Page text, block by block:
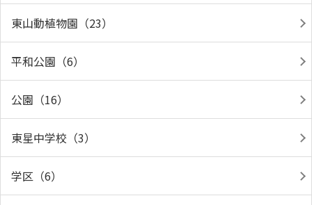
東山動植物園（23）
平和公園（6）
公園（16）
東星中学校（3）
学区（6）